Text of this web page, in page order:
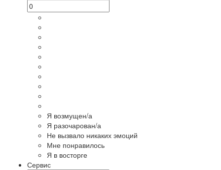
Я возмущен/а
Я разочарован/а
Не вызвало никаких эмоций
Мне понравилось
Я в восторге
Сервис